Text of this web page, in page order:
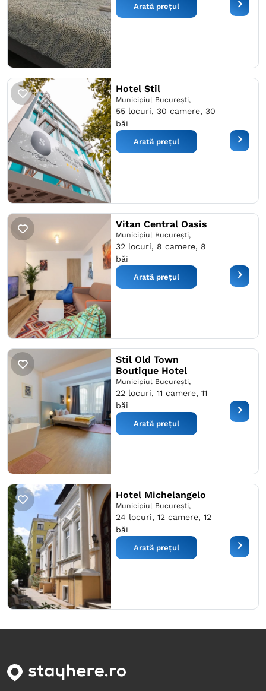
Arată prețul
Hotel Stil
Municipiul București,
55 locuri, 30 camere, 30
băi
Arată prețul
Vitan Central Oasis
Municipiul București,
32 locuri, 8 camere, 8
băi
Arată prețul
Stil Old Town
Boutique Hotel
Municipiul București,
22 locuri, 11 camere, 11
băi
Arată prețul
Hotel Michelangelo
Municipiul București,
24 locuri, 12 camere, 12
băi
Arată prețul